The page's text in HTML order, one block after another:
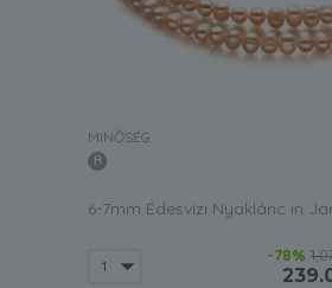
MINŐSÉG:
6-7mm Édesvízi Nyaklánc in
-78%